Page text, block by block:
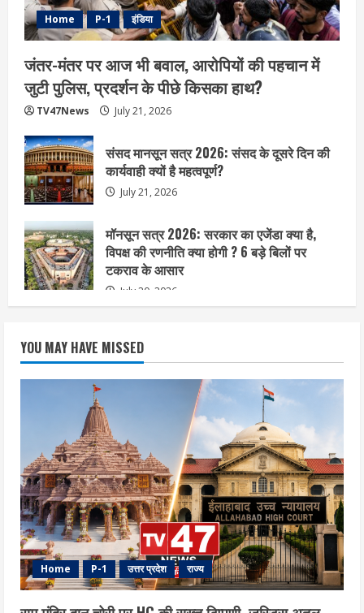
Home P-1 इंडिया
जंतर-मंतर पर आज भी बवाल, आरोपियों की पहचान में
जुटी पुलिस, प्रदर्शन के पीछे किसका हाथ?
TV47News July 21, 2026
संसद मानसून सत्र 2026: संसद के दूसरे दिन की
कार्यवाही क्यों है महत्वपूर्ण?
July 21, 2026
मॉनसून सत्र 2026: सरकार का एजेंडा क्या है,
विपक्ष की रणनीति क्या होगी ? 6 बड़े बिलों पर
टकराव के आसार
July 20, 2026
YOU MAY HAVE MISSED
Home P-1 उत्तर प्रदेश राज्य